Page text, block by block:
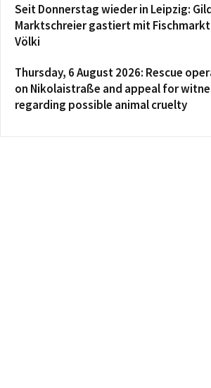
Seit Donnerstag wieder in Leipzig:
Marktschreier gastiert mit
Völki
Thursday, 6 August 2026: Rescue
on Nikolaistraße and appeal for
regarding possible animal cruelty